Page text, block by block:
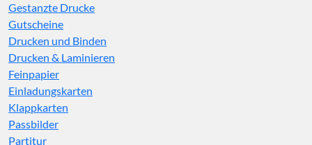
Gestanzte Drucke
Gutscheine
Drucken und Binden
Drucken & Laminieren
Feinpapier
Einladungskarten
Klappkarten
Passbilder
Partitur